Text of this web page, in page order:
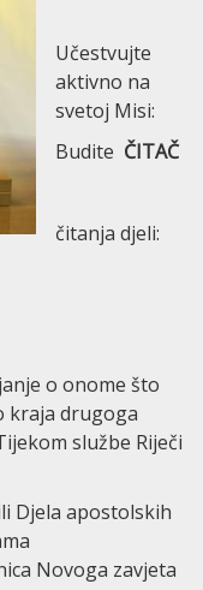
Učestvujte
aktivno na
svetoj Misi:
Budite ČITAČ
čitanja djeli:
o onome što
kraja drugo­ga
službe Riječi
Djela apo­stolskih
Novoga zavjeta